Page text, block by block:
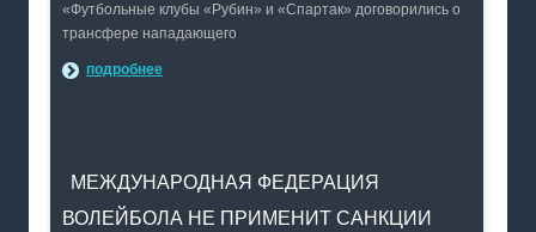
«Футбольные клубы «Рубин» и «Спартак» договорились о
трансфере нападающего
подробнее
МЕЖДУНАРОДНАЯ ФЕДЕРАЦИЯ
ВОЛЕЙБОЛА НЕ ПРИМЕНИТ САНКЦИИ